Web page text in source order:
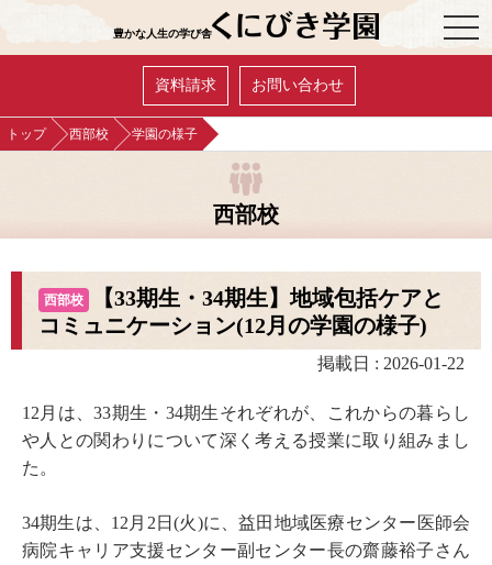
豊かな人生の学び舎
資料請求 お問い合わせ
トップ 西部校 学園の様子
西部校
西部校
【33期生・34期生】地域包括ケアと
コミュニケーション(12月の学園の様子)
掲載日 : 2026-01-22
12月は、33期生・34期生それぞれが、これからの暮らし
や人との関わりについて深く考える授業に取り組みまし
た。
34期生は、12月2日(火)に、益田地域医療センター医師会
病院キャリア支援センター副センター長の齋藤裕子さん